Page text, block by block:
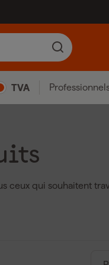
TVA
ceux qui souhaitent
de gaz ainsi que